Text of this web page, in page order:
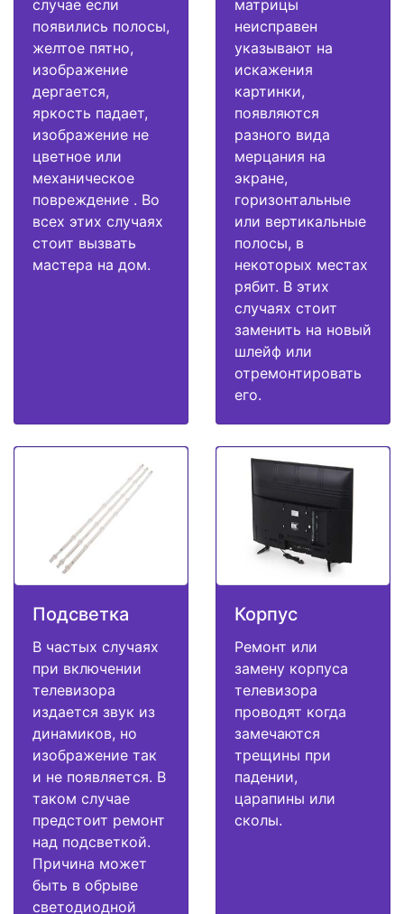
случае если
появились полосы,
желтое пятно,
изображение
дергается,
яркость падает,
изображение не
цветное или
механическое
повреждение . Во
всех этих случаях
стоит вызвать
мастера на дом.
матрицы
неисправен
указывают на
искажения
картинки,
появляются
разного вида
мерцания на
экране,
горизонтальные
или вертикальные
полосы, в
некоторых местах
рябит. В этих
случаях стоит
заменить на новый
шлейф или
отремонтировать
его.
Подсветка
В частых случаях
при включении
телевизора
издается звук из
динамиков, но
изображение так
и не появляется. В
таком случае
предстоит ремонт
над подсветкой.
Причина может
быть в обрыве
светодиодной
Корпус
Ремонт или
замену корпуса
телевизора
проводят когда
замечаются
трещины при
падении,
царапины или
сколы.